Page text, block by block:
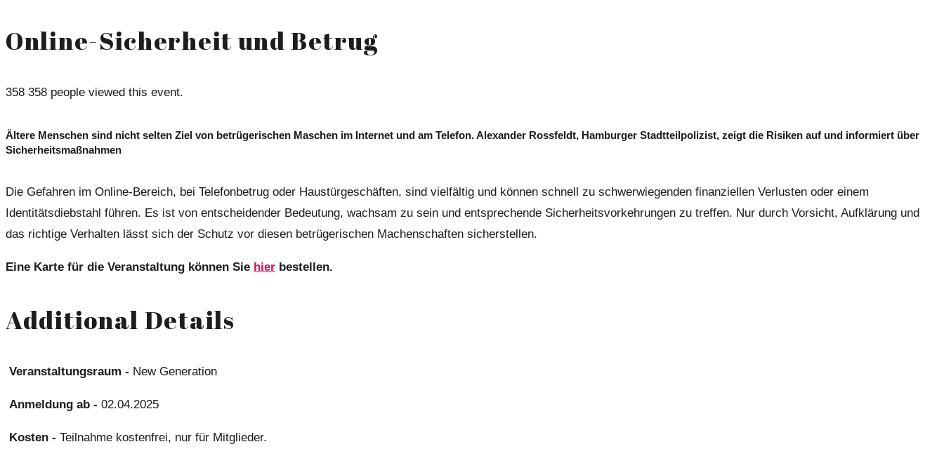
Online-Sicherheit und Betrug
358 358 people viewed this event.
Ältere Menschen sind nicht selten Ziel von betrügerischen Maschen im Internet und am Telefon. Alexander Rossfeldt, Hamburger Stadtteilpolizist, zeigt die Risiken auf und informiert über
Sicherheitsmaßnahmen
Die Gefahren im Online-Bereich, bei Telefonbetrug oder Haustürgeschäften, sind vielfältig und können schnell zu schwerwiegenden finanziellen Verlusten oder einem
Identitätsdiebstahl führen. Es ist von entscheidender Bedeutung, wachsam zu sein und entsprechende Sicherheitsvorkehrungen zu treffen. Nur durch Vorsicht, Aufklärung und
das richtige Verhalten lässt sich der Schutz vor diesen betrügerischen Machenschaften sicherstellen.
Eine Karte für die Veranstaltung können Sie hier bestellen.
Additional Details
Veranstaltungsraum - New Generation
Anmeldung ab - 02.04.2025
Kosten - Teilnahme kostenfrei, nur für Mitglieder.